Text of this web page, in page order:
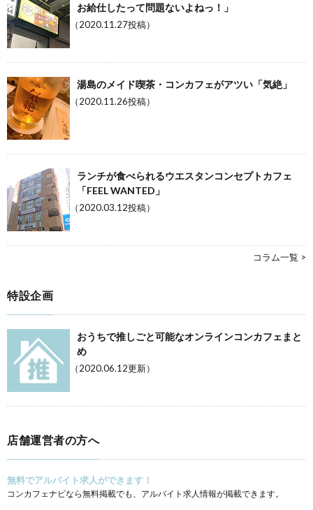
お給仕したって問題ないよねっ！」
（2020.11.27投稿）
湯島のメイド喫茶・コンカフェがアツい「気絶」
（2020.11.26投稿）
ランチが食べられるウエスタンコンセプトカフェ
「FEEL WANTED」
（2020.03.12投稿）
コラム一覧 >
特設企画
おうちで推しごと可能なオンラインコンカフェまと
め
（2020.06.12更新）
店舗運営者の方へ
無料でアルバイト求人ができます！
コンカフェナビなら無料掲載でも、アルバイト求人情報が掲載できます。